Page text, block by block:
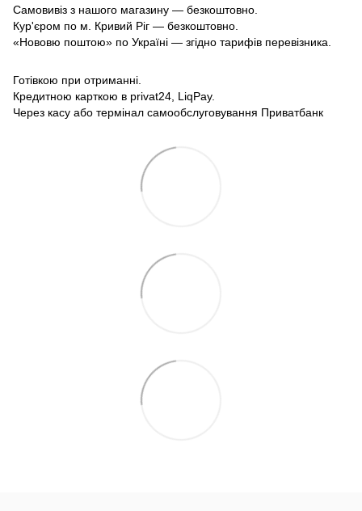
Самовивіз з нашого магазину — безкоштовно.
Кур'єром по м. Кривий Ріг — безкоштовно.
«Нововю поштою» по Україні — згідно тарифів перевізника.
Готівкою при отриманні.
Кредитною карткою в privat24, LiqPay.
Через касу або термінал самообслуговування Приватбанк